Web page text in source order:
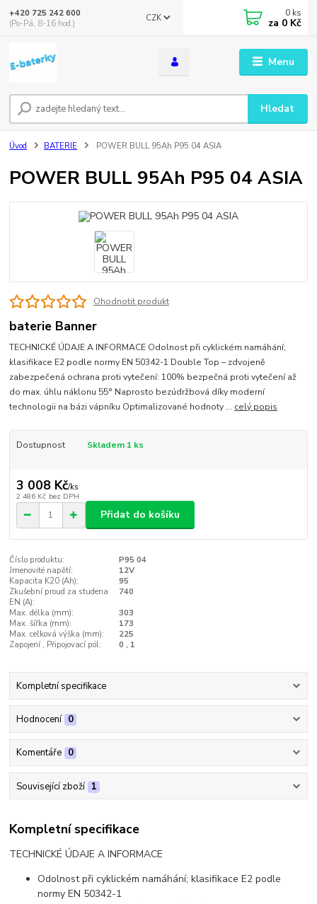
Menu
CZK
Hledat
+420 725 242 600
(Po-Pá, 8-16 hod.)
0 ks
za 0 Kč
Úvod BATERIE POWER BULL 95Ah P95 04 ASIA
POWER BULL 95Ah P95 04 ASIA
Ohodnotit produkt
baterie Banner
TECHNICKÉ ÚDAJE A INFORMACE Odolnost při cyklickém namáhání;
klasifikace E2 podle normy EN 50342-1 Double Top – zdvojeně
zabezpečená ochrana proti vytečení: 100% bezpečná proti vytečení až
do max. úhlu náklonu 55° Naprosto bezúdržbová díky moderní
technologii na bázi vápníku Optimalizované hodnoty ... celý popis
Dostupnost Skladem 1 ks
3 008 Kč/ks
2 486 Kč bez DPH
Přidat do košíku
Číslo produktu:
P95 04
Jmenovité napětí:
12V
Kapacita K20 (Ah):
95
Zkušební proud za studena
EN (A):
740
Max. délka (mm):
303
Max. šířka (mm):
173
Max. celková výška (mm):
225
Zapojení , Připojovací pól:
0 , 1
Kompletní specifikace
Hodnocení 0
Komentáře 0
Související zboží 1
Kompletní specifikace
TECHNICKÉ ÚDAJE A INFORMACE
Odolnost při cyklickém namáhání; klasifikace E2 podle
normy EN 50342-1